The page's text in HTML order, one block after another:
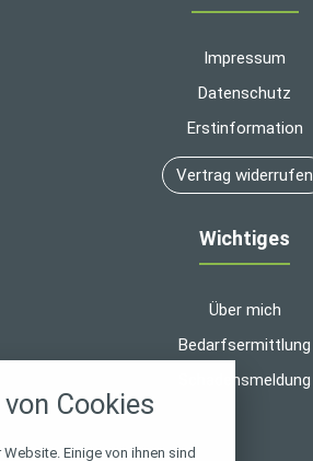
Impressum
Datenschutz
Erstinformation
Vertrag widerrufen
Wichtiges
Über mich
Bedarfsermittlung
Schadensmeldung
Cookies
Einige von ihnen sind
alle verwendeten Cookies und
zu blockieren.